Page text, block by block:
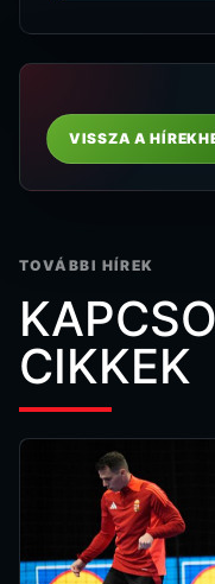
VISSZA A
TOVÁBBI HÍREK
CIKKEK